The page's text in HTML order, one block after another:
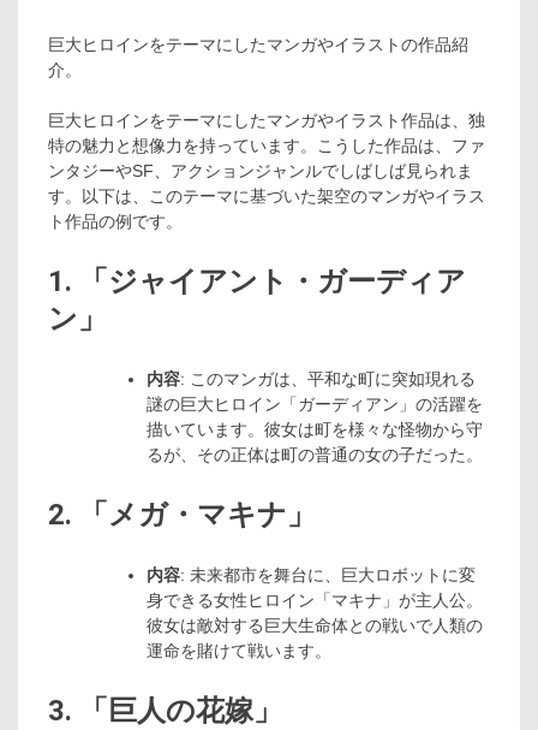
巨大ヒロインをテーマにしたマンガやイラストの作品紹
介。
巨大ヒロインをテーマにしたマンガやイラスト作品は、独
特の魅力と想像力を持っています。こうした作品は、ファ
ンタジーやSF、アクションジャンルでしばしば見られま
す。以下は、このテーマに基づいた架空のマンガやイラス
ト作品の例です。
1. 「ジャイアント・ガーディア
ン」
内容: このマンガは、平和な町に突如現れる
謎の巨大ヒロイン「ガーディアン」の活躍を
描いています。彼女は町を様々な怪物から守
るが、その正体は町の普通の女の子だった。
2. 「メガ・マキナ」
内容: 未来都市を舞台に、巨大ロボットに変
身できる女性ヒロイン「マキナ」が主人公。
彼女は敵対する巨大生命体との戦いで人類の
運命を賭けて戦います。
3. 「巨人の花嫁」